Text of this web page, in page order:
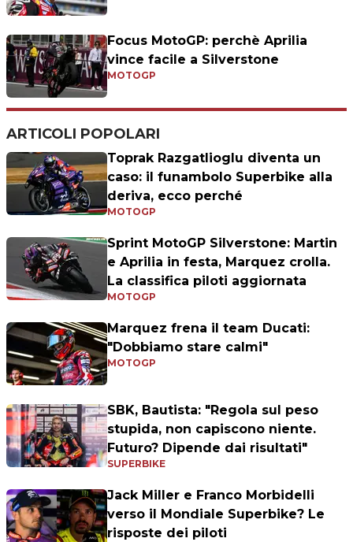
Focus MotoGP: perchè Aprilia
vince facile a Silverstone
MOTOGP
ARTICOLI POPOLARI
Toprak Razgatlioglu diventa un
caso: il funambolo Superbike alla
deriva, ecco perché
MOTOGP
Sprint MotoGP Silverstone: Martin
e Aprilia in festa, Marquez crolla.
La classifica piloti aggiornata
MOTOGP
Marquez frena il team Ducati:
"Dobbiamo stare calmi"
MOTOGP
SBK, Bautista: "Regola sul peso
stupida, non capiscono niente.
Futuro? Dipende dai risultati"
SUPERBIKE
Jack Miller e Franco Morbidelli
verso il Mondiale Superbike? Le
risposte dei piloti